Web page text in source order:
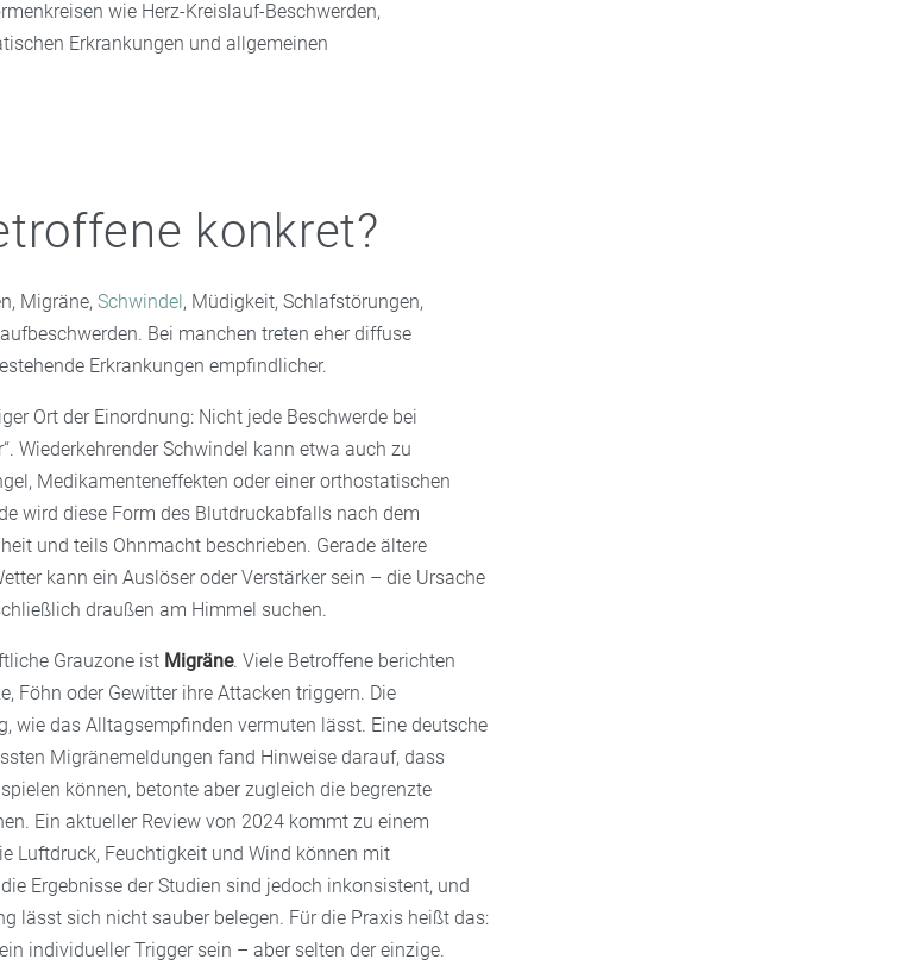
wie Herz-Kreislauf-Beschwerden,
Erkrankungen und allgemeinen
konkret?
Migräne, Schwindel, Müdigkeit, Schlafstörungen,
Bei manchen treten eher diffuse
Erkrankungen empfindlicher.
Ort der Einordnung: Nicht jede Beschwerde bei
Wiederkehrender Schwindel kann etwa auch zu
Medikamenteneffekten oder einer orthostatischen
wird diese Form des Blutdruckabfalls nach dem
und teils Ohnmacht beschrieben. Gerade ältere
kann ein Auslöser oder Verstärker sein – die Ursache
draußen am Himmel suchen.
Grauzone ist Migräne. Viele Betroffene berichten
Föhn oder Gewitter ihre Attacken triggern. Die
wie das Alltagsempfinden vermuten lässt. Eine deutsche
Migränemeldungen fand Hinweise darauf, dass
können, betonte aber zugleich die begrenzte
Ein aktueller Review von 2024 kommt zu einem
Luftdruck, Feuchtigkeit und Wind können mit
Ergebnisse der Studien sind jedoch inkonsistent, und
lässt sich nicht sauber belegen. Für die Praxis heißt das:
individueller Trigger sein – aber selten der einzige.